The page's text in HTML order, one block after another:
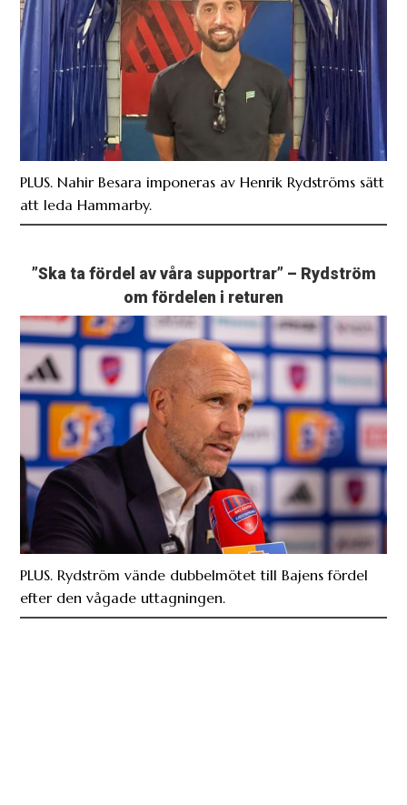
PLUS. Nahir Besara imponeras av Henrik Rydströms sätt
att leda Hammarby.
”Ska ta fördel av våra supportrar” – Rydström
om fördelen i returen
PLUS. Rydström vände dubbelmötet till Bajens fördel
efter den vågade uttagningen.